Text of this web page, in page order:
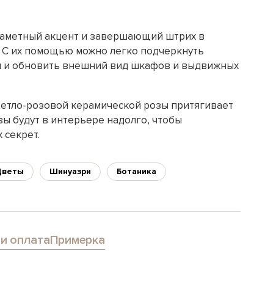
акцент и завершающий штрих в
их помощью можно легко подчеркнуть
и обновить внешний вид шкафов и выдвижных
розовой керамической розы притягивает
будут в интерьере надолго, чтобы
секрет.
Шинуазри Ботаника
оплатаПримерка